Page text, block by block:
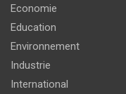
Economie
Education
Environnement
Industrie
International